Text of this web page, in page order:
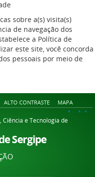
sobre a(s) visita(s)
de navegação dos
a Política de
este site, você concorda
pessoais por meio de
ALTO CONTRASTE MAPA
A+ A A-
Ciência e Tecnologia de
Sergipe